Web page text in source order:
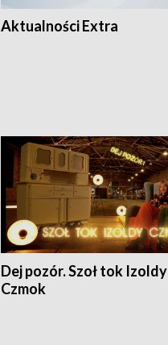
Aktualności Extra
Dej pozór. Szoł tok Izoldy
Czmok